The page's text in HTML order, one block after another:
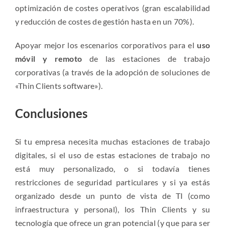
optimización de costes operativos (gran escalabilidad
y reducción de costes de gestión hasta en un 70%).
Apoyar mejor los escenarios corporativos para el uso
móvil y remoto de las estaciones de trabajo
corporativas (a través de la adopción de soluciones de
«Thin Clients software»).
Conclusiones
Si tu empresa necesita muchas estaciones de trabajo
digitales, si el uso de estas estaciones de trabajo no
está muy personalizado, o si todavía tienes
restricciones de seguridad particulares y si ya estás
organizado desde un punto de vista de TI (como
infraestructura y personal), los Thin Clients y su
tecnología que ofrece un gran potencial (y que para ser